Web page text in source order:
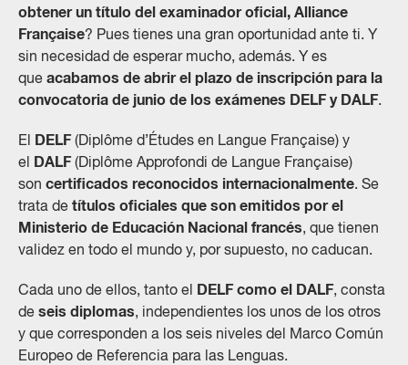
obtener un título del examinador oficial, Alliance
Française? Pues tienes una gran oportunidad ante ti. Y
sin necesidad de esperar mucho, además. Y es
que acabamos de abrir el plazo de inscripción para la
convocatoria de junio de los exámenes DELF y DALF.
El DELF(Diplôme d’Études en Langue Française) y
el DALF(Diplôme Approfondi de Langue Française)
son certificados reconocidos internacionalmente. Se
trata de títulos oficiales que son emitidos por el
Ministerio de Educación Nacional francés, que tienen
validez en todo el mundo y, por supuesto, no caducan.
Cada uno de ellos, tanto el DELF como el DALF, consta
de seis diplomas, independientes los unos de los otros
y que corresponden a los seis niveles del Marco Común
Europeo de Referencia para las Lenguas.